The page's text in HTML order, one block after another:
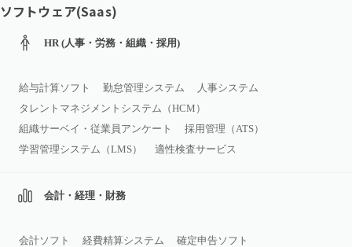
ソフトウェア(Saas)
HR (人事・労務・組織・採用)
給与計算ソフト 勤怠管理システム
人事システム
タレントマネジメントシステム（HCM）
組織サーベイ・従業員アンケート
採用管理（ATS）
学習管理システム（LMS）
適性検査サービス
会計・経理・財務
会計ソフト 経費精算システム
確定申告ソフト